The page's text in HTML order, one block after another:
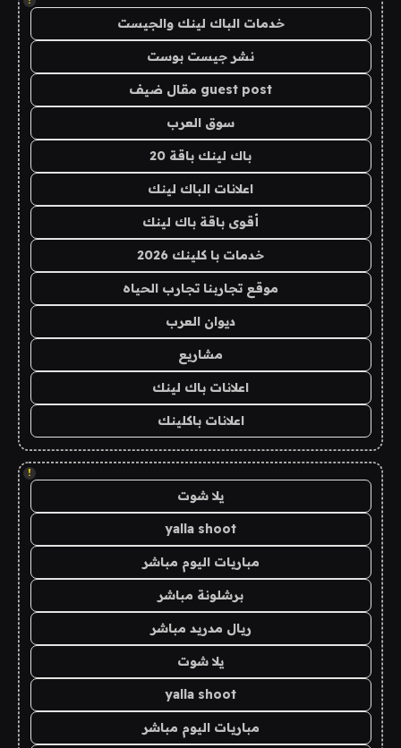
خدمات الباك لينك والجيست
نشر جيست بوست
guest post مقال ضيف
سوق العرب
باك لينك باقة 20
اعلانات الباك لينك
أقوى باقة باك لينك
خدمات با كلينك 2026
موقع تجاربنا تجارب الحياه
ديوان العرب
مشاريع
اعلانات باك لينك
اعلانات باكلينك
!
يلا شوت
yalla shoot
مباريات اليوم مباشر
برشلونة مباشر
ريال مدريد مباشر
يلا شوت
yalla shoot
مباريات اليوم مباشر